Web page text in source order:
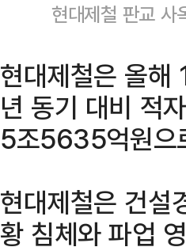
현대제철 판교
현대제철은 올해
년 동기 대비 적
5조5635억원으
현대제철은 건설
황 침체와 파업